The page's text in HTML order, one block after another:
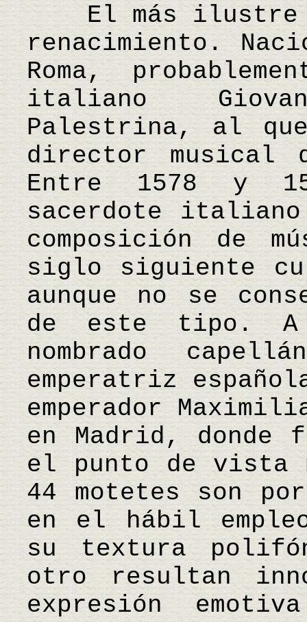
El más ilustre
renacimiento.
Roma,
italiano
Palestrina, al que
director musical
Entre 1578 y
sacerdote
composición de
siglo siguiente
aunque no se
de este tipo.
nombrado
emperatriz
emperador
en Madrid, donde
el punto de vista
44 motetes son
en el hábil
su textura
otro resultan
expresión